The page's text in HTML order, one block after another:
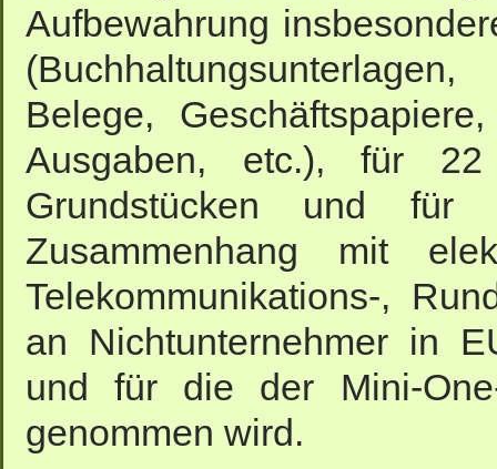
Aufbewahrung
Belege,
Ausgaben, etc.), für
Grundstücken und
Zusammenhang mit
Telekommunikations-,
an Nichtunternehmer in
und für die der Mini-
genommen wird.